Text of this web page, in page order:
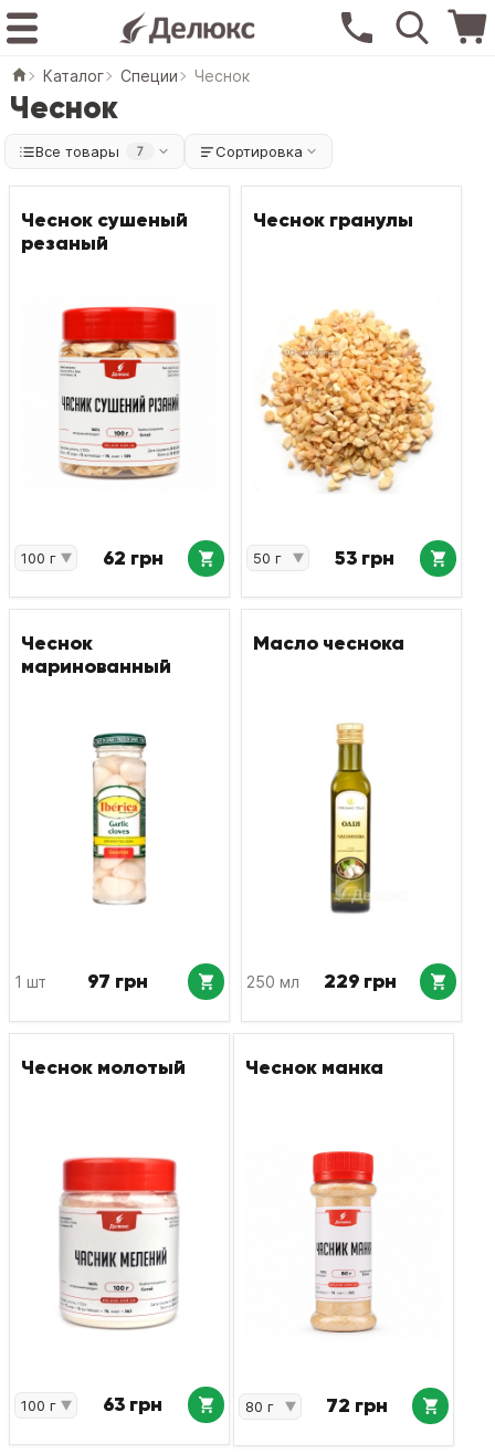
Каталог Специи Чеснок
Чеснок
Все товары 7 Сортировка
Чеснок сушеный
резаный
62 грн
Чеснок гранулы
53 грн
Чеснок
маринованный
1 шт 97 грн
Масло чеснока
250 мл 229 грн
Чеснок молотый
63 грн
Чеснок манка
72 грн